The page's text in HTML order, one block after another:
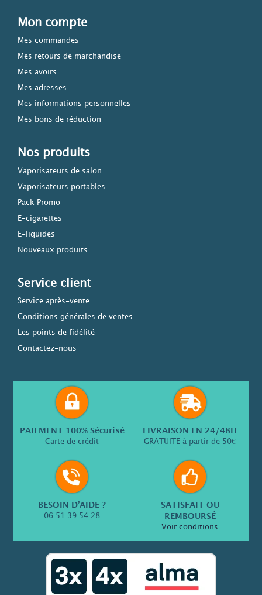
Mon compte
Mes commandes
Mes retours de marchandise
Mes avoirs
Mes adresses
Mes informations personnelles
Mes bons de réduction
Nos produits
Vaporisateurs de salon
Vaporisateurs portables
Pack Promo
E-cigarettes
E-liquides
Nouveaux produits
Service client
Service après-vente
Conditions générales de ventes
Les points de fidélité
Contactez-nous
PAIEMENT 100% Sécurisé
Carte de crédit
LIVRAISON EN 24/48H
GRATUITE à partir de 50€
BESOIN D’AIDE ?
06 51 39 54 28
SATISFAIT OU
REMBOURSÉ
Voir conditions